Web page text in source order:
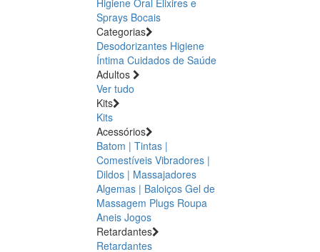
Sprays Bocais
Categorias
Desodorizantes Higiene
Íntima Cuidados de Saúde
Adultos
Ver tudo
Kits
Kits
Acessórios
Batom | Tintas |
Comestíveis Vibradores |
Dildos | Massajadores
Algemas | Baloiços Gel de
Massagem Plugs Roupa
Aneis Jogos
Retardantes
Retardantes